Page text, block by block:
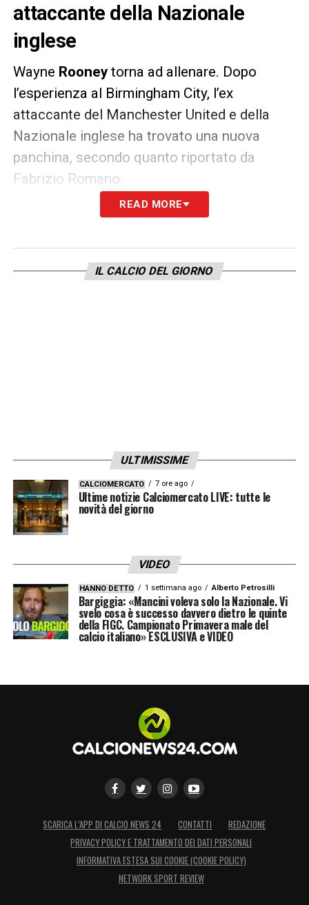
attaccante della Nazionale
inglese
Wayne Rooney torna ad allenare. Dopo
l’esperienza al Birmingham City, l’ex
attaccante del Manchester United e della
Nazionale inglese ha trovato una nuova
panchina, secondo quanto riportato da
Fabrizio Romano.
Rooney ha raggiunto un accordo su
biancoverdi si salvarono per un punto e
READ MORE
IL CALCIO DEL GIORNO
ULTIMISSIME
CALCIOMERCATO 7 ore ago
Ultime notizie Calciomercato LIVE: tutte le
novità del giorno
VIDEO
HANNO DETTO 1 settimana ago Alberto Petrosilli
Bargiggia: «Mancini voleva solo la Nazionale. Vi
svelo cosa è successo davvero dietro le quinte
della FIGC. Campionato Primavera male del
calcio italiano» ESCLUSIVA e VIDEO
SCARICA L’APP DI CALCIO NEWS 24 CONTATTI
REDAZIONE
PRIVACY POLICY E TRATTAMENTO DEI DATI PERSONALI
INFORMATIVA ESTESA SUI COOKIE (COOKIE POLICY)
NETWORK SPORT REVIEW